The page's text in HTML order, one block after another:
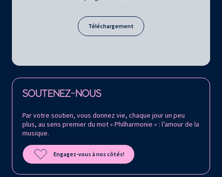
Téléchargement
SOUTENEZ-NOUS
Par votre soutien, vous donnez vie, chaque jour un peu
plus, au sens premier du mot « Philharmonie » : l’amour de la
musique.
Engagez-vous à nos côtés!
Retrouvez la Philharmonie de Paris sur